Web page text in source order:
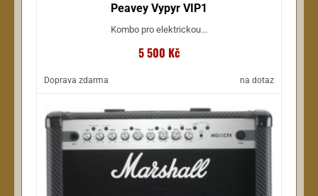
Peavey Vypyr VIP1
Kombo pro elektrickou...
5 500 Kč
Doprava zdarma na dotaz